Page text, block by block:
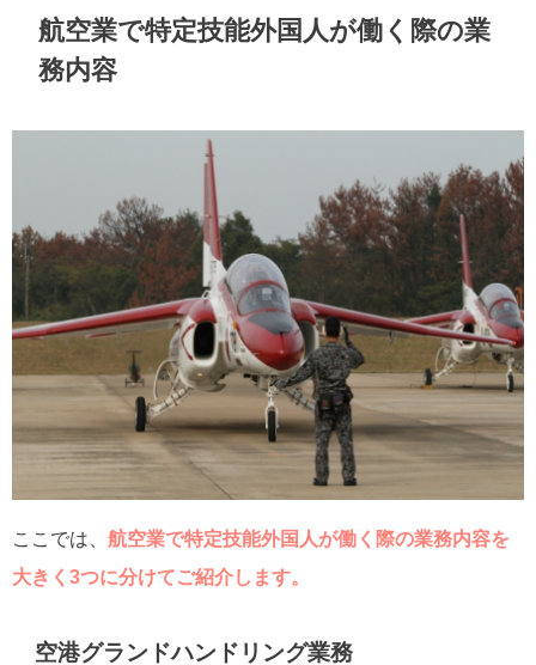
航空業で特定技能外国人が働く際の業
務内容
ここでは、 航空業で特定技能外国人が働く際の業務内容を
大きく3つに分けてご紹介します。
空港グランドハンドリング業務